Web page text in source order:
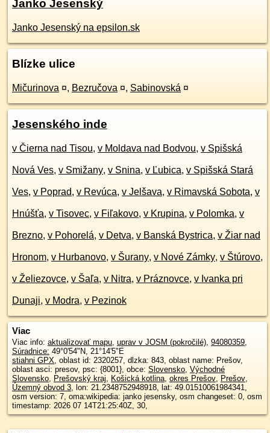
Janko Jesenský
Janko Jesenský na epsilon.sk
Blízke ulice
Mičurinova ¤, Bezručova ¤, Sabinovská ¤
Jesenského inde
v Čierna nad Tisou, v Moldava nad Bodvou, v Spišská
Nová Ves, v Smižany, v Snina, v Ľubica, v Spišská Stará
Ves, v Poprad, v Revúca, v Jelšava, v Rimavská Sobota, v
Hnúšťa, v Tisovec, v Fiľakovo, v Krupina, v Polomka, v
Brezno, v Pohorelá, v Detva, v Banská Bystrica, v Žiar nad
Hronom, v Hurbanovo, v Šurany, v Nové Zámky, v Štúrovo,
v Želiezovce, v Šaľa, v Nitra, v Práznovce, v Ivanka pri
Dunaji, v Modra, v Pezinok
Viac
Viac info: aktualizovať mapu, uprav v JOSM (pokročilé), 94080359,
Súradnice: 49°0'54"N, 21°14'5"E
stiahni GPX, oblast id: 2320257, dlzka: 843, oblast name: Prešov,
oblast asci: presov, psc: {8001}, obce: Slovensko, Východné
Slovensko, Prešovský kraj, Košická kotlina, okres Prešov, Prešov,
Územný obvod 3, lon: 21.2348752948918, lat: 49.01510061984341,
osm version: 7, oma:wikipedia: janko jesensky, osm changeset: 0, osm
timestamp: 2026 07 14T21:25:40Z, 30,